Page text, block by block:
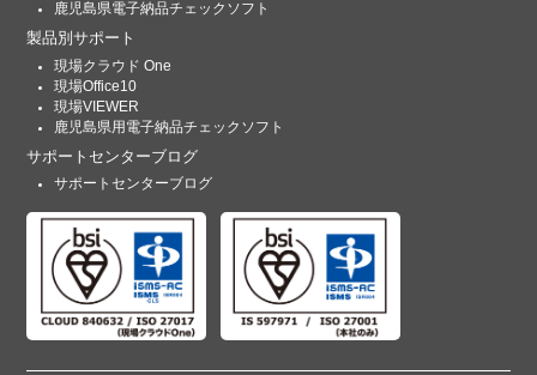
鹿児島県電子納品チェックソフト
製品別サポート
現場クラウド One
現場Office10
現場VIEWER
鹿児島県用電子納品チェックソフト
サポートセンターブログ
サポートセンターブログ